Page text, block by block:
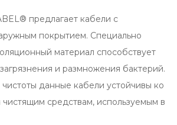
предлагает кабели с
покрытием. Специально
материал способствует
и размножения бактерий.
данные кабели устойчивы ко
средствам, используемым в